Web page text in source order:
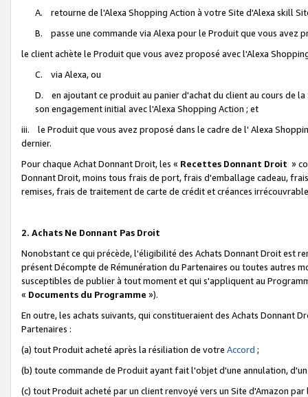
A. retourne de l'Alexa Shopping Action à votre Site d'Alexa skill
B. passe une commande via Alexa pour le Produit que vous avez
le client achète le Produit que vous avez proposé avec l'Alexa
C. via Alexa, ou
D. en ajoutant ce produit au panier d'achat du client au cours de
son engagement initial avec l'Alexa Shopping Action ; et
iii. le Produit que vous avez proposé dans le cadre de l' Alexa
dernier.
Pour chaque Achat Donnant Droit, les « Recettes Donnant Droit »
Donnant Droit, moins tous frais de port, frais d'emballage cadeau,
remises, frais de traitement de carte de crédit et créances
2. Achats Ne Donnant Pas Droit
Nonobstant ce qui précède, l'éligibilité des Achats Donnant Droit est
présent Décompte de Rémunération du Partenaires ou toutes autres
susceptibles de publier à tout moment et qui s'appliquent au
« Documents du Programme »).
En outre, les achats suivants, qui constitueraient des Achats Donnant
Partenaires :
(a) tout Produit acheté après la résiliation de votre Accord ;
(b) toute commande de Produit ayant fait l'objet d'une annulation,
(c) tout Produit acheté par un client renvoyé vers un Site d'Amazon